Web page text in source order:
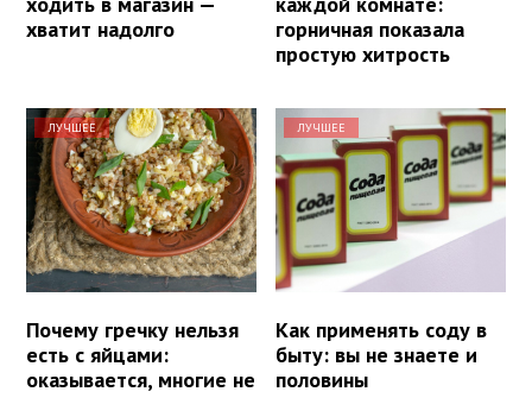
хватит надолго
горничная показала
простую хитрость
ЛУЧШЕЕ
Почему гречку нельзя
есть с яйцами:
оказывается, многие не
ЛУЧШЕЕ
Как применять соду в
быту: вы не знаете и
половины